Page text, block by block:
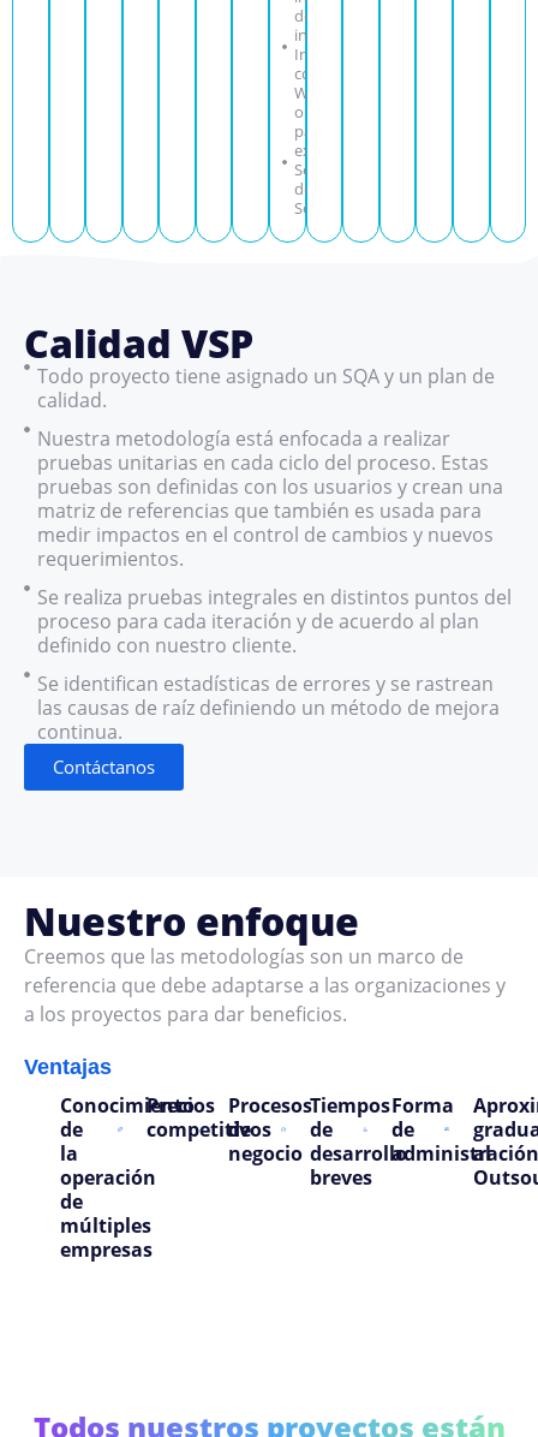
de tu
información.
Integración
con Data
Ware House
o tu sistema
para la
explotación.
Servicios
de Data
Scientist.
Calidad VSP
Todo proyecto tiene asignado un SQA y un plan de
calidad.
Nuestra metodología está enfocada a realizar
pruebas unitarias en cada ciclo del proceso. Estas
pruebas son definidas con los usuarios y crean una
matriz de referencias que también es usada para
medir impactos en el control de cambios y nuevos
requerimientos.
Se realiza pruebas integrales en distintos puntos del
proceso para cada iteración y de acuerdo al plan
definido con nuestro cliente.
Se identifican estadísticas de errores y se rastrean
las causas de raíz definiendo un método de mejora
continua.
Contáctanos
Nuestro enfoque
Creemos que las metodologías son un marco de
referencia que debe adaptarse a las organizaciones y
a los proyectos para dar beneficios.
Ventajas
Conocimiento
de
la
operación
de
múltiples
empresas
Precios
competitivos
Procesos
de
negocio
Tiempos
de
desarrollo
breves
Forma
de
administración
al
Todos nuestros proyectos están